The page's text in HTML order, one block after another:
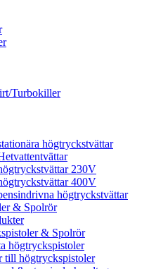
Turbokiller
högtryckstvättar
230V
400V
högtryckstvättar
& Spolrör
& Spolrör
högtryckspistoler
till högtryckspistoler